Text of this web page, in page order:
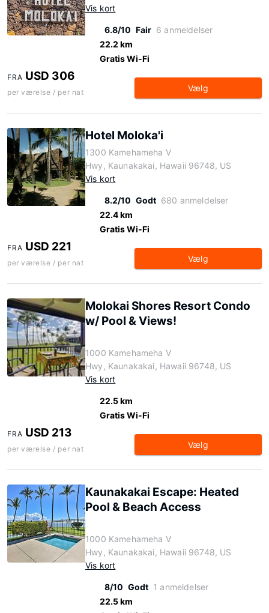
Vis kort
6.8/10 Fair 6 anmeldelser
22.2 km
Gratis Wi-Fi
FRA USD 306
per værelse / per nat Vælg
Hotel Moloka'i
1300 Kamehameha V
Hwy, Kaunakakai, Hawaii 96748, US
Vis kort
8.2/10 Godt 680 anmeldelser
22.4 km
Gratis Wi-Fi
FRA USD 221
per værelse / per nat Vælg
Molokai Shores Resort Condo
w/ Pool & Views!
1000 Kamehameha V
Hwy, Kaunakakai, Hawaii 96748, US
Vis kort
22.5 km
Gratis Wi-Fi
FRA USD 213
per værelse / per nat Vælg
Kaunakakai Escape: Heated
Pool & Beach Access
1000 Kamehameha V
Hwy, Kaunakakai, Hawaii 96748, US
Vis kort
8/10 Godt 1 anmeldelser
22.5 km